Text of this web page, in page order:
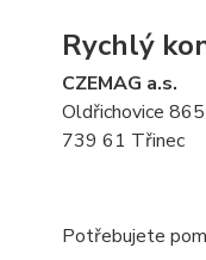
Rychlý
CZEMAG a.s.
Oldřichovice 865
739 61 Třinec
Potřebujete